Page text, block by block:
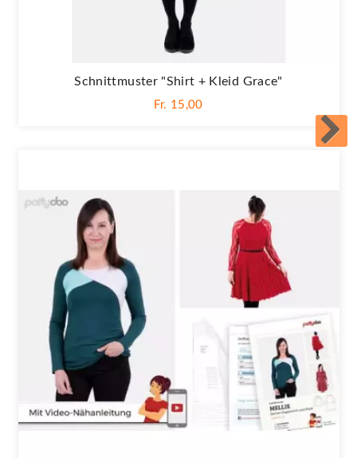
Schnittmuster "Shirt + Kleid Grace"
Fr. 15,00